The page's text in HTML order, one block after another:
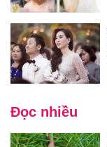
Đọc nhiều